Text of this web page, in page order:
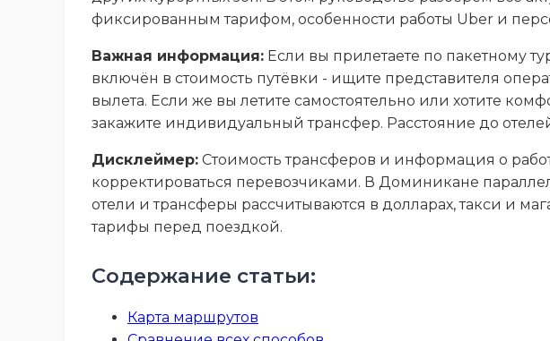
фиксированным тарифом, особенности работы Uber и
Важная информация: Если вы прилетаете по пакетному
включён в стоимость путёвки - ищите представителя
вылета. Если же вы летите самостоятельно или хотите
закажите индивидуальный трансфер. Расстояние до
Дисклеймер: Стоимость трансферов и информация о
корректироваться перевозчиками. В Доминикане
отели и трансферы рассчитываются в долларах, такси и
тарифы перед поездкой.
Содержание статьи:
Карта маршрутов